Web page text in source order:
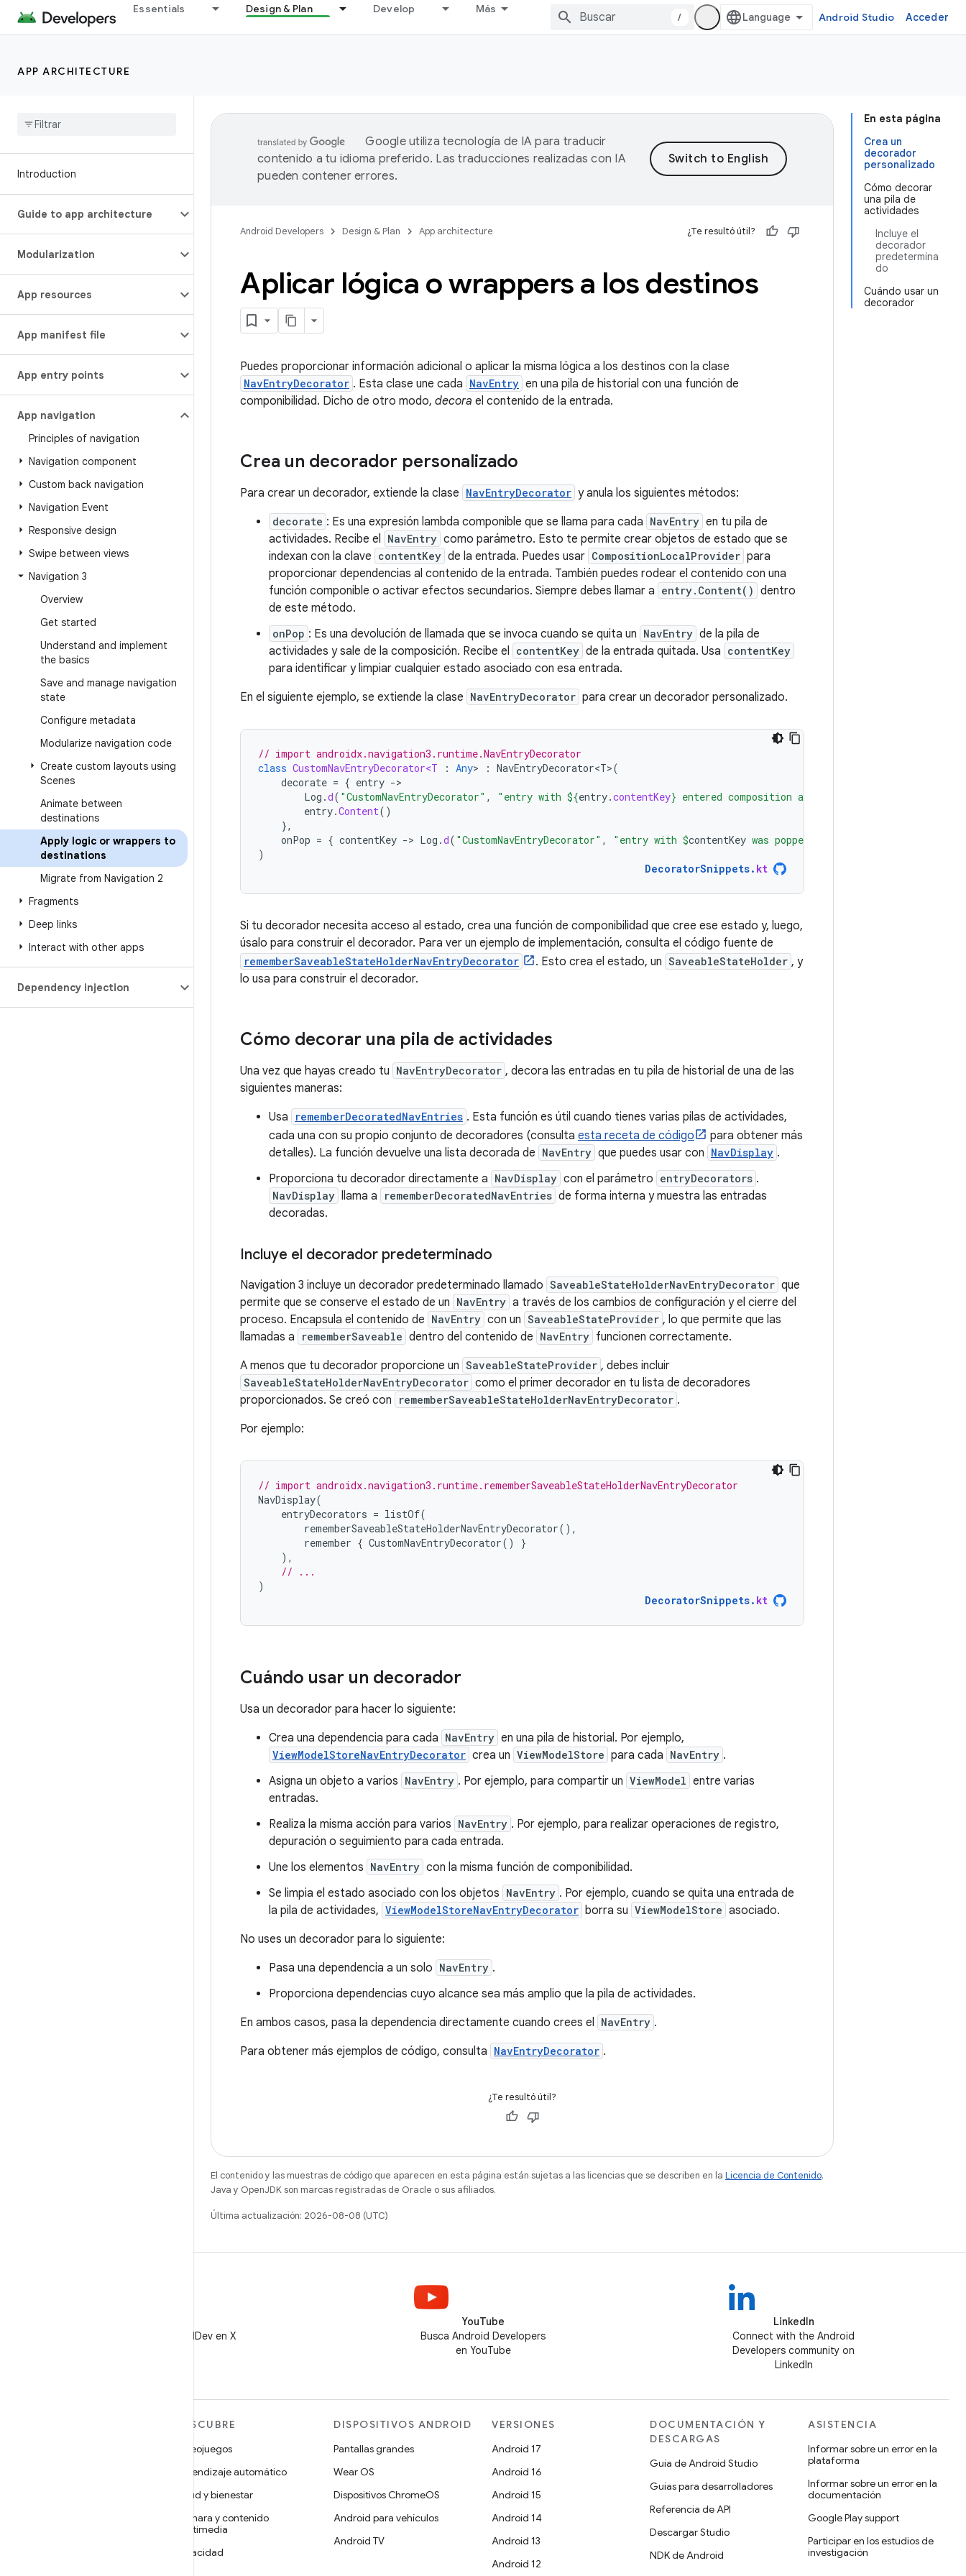
Essentials Design & Plan Develop Más
/ Android Studio Acceder
APP ARCHITECTURE
Introduction
Guide to app architecture
Modularization
App resources
App manifest file
App entry points
App navigation
Principles of navigation
Navigation component
Custom back navigation
Navigation Event
Responsive design
Swipe between views
Navigation 3
Overview
Get started
Understand and implement
the basics
Save and manage navigation
state
Configure metadata
Modularize navigation code
Create custom layouts using
Scenes
Animate between
destinations
Apply logic or wrappers to
destinations
Migrate from Navigation 2
Fragments
Deep links
Interact with other apps
Dependency injection
En esta página
Crea un
decorador
personalizado
Cómo decorar
una pila de
actividades
Incluye el
decorador
predetermina
do
Cuándo usar un
decorador
Google utiliza tecnología de IA para traducir
contenido a tu idioma preferido. Las traducciones realizadas con IA
pueden contener errores.
Android Developers Design & Plan App architecture ¿Te resultó útil?
Aplicar lógica o wrappers a los destinos
Puedes proporcionar información adicional o aplicar la misma lógica a los destinos con la clase
NavEntryDecorator . Esta clase une cada NavEntry en una pila de historial con una función de
componibilidad. Dicho de otro modo, decora el contenido de la entrada.
Crea un decorador personalizado
Para crear un decorador, extiende la clase NavEntryDecorator y anula los siguientes métodos:
decorate : Es una expresión lambda componible que se llama para cada NavEntry en tu pila de
actividades. Recibe el NavEntry como parámetro. Esto te permite crear objetos de estado que se
indexan con la clave contentKey de la entrada. Puedes usar CompositionLocalProvider para
proporcionar dependencias al contenido de la entrada. También puedes rodear el contenido con una
función componible o activar efectos secundarios. Siempre debes llamar a entry.Content() dentro
de este método.
onPop : Es una devolución de llamada que se invoca cuando se quita un NavEntry de la pila de
actividades y sale de la composición. Recibe el contentKey de la entrada quitada. Usa contentKey
para identificar y limpiar cualquier estado asociado con esa entrada.
En el siguiente ejemplo, se extiende la clase NavEntryDecorator para crear un decorador personalizado.
// import androidx.navigation3.runtime.NavEntryDecorator
class CustomNavEntryDecorator<T : Any> : NavEntryDecorator<T>(
decorate = { entry -
Log .d( "CustomNavEntryDecorator" , "entry with ${entry.contentKey} entered composition and was decorated"
entry.Content()
},
onPop = { contentKey -> Log .d( "CustomNavEntryDecorator" , "entry with $contentKey was popped"
)
DecoratorSnippets. kt
Si tu decorador necesita acceso al estado, crea una función de componibilidad que cree ese estado y, luego,
úsalo para construir el decorador. Para ver un ejemplo de implementación, consulta el código fuente de
rememberSaveableStateHolderNavEntryDecorator . Esto crea el estado, un SaveableStateHolder , y
lo usa para construir el decorador.
Cómo decorar una pila de actividades
Una vez que hayas creado tu NavEntryDecorator , decora las entradas en tu pila de historial de una de las
siguientes maneras:
Usa
rememberDecoratedNavEntries . Esta función es útil cuando tienes varias pilas de actividades,
cada una con su propio conjunto de decoradores (consulta esta receta de código
para obtener más
detalles). La función devuelve una lista decorada de NavEntry que puedes usar con NavDisplay .
Proporciona tu decorador directamente a NavDisplay con el parámetro entryDecorators .
NavDisplay llama a rememberDecoratedNavEntries de forma interna y muestra las entradas
decoradas.
Incluye el decorador predeterminado
Navigation 3 incluye un decorador predeterminado llamado SaveableStateHolderNavEntryDecorator que
permite que se conserve el estado de un NavEntry a través de los cambios de configuración y el cierre del
proceso. Encapsula el contenido de NavEntry con un SaveableStateProvider , lo que permite que las
llamadas a
rememberSaveable dentro del contenido de NavEntry funcionen correctamente.
A menos que tu decorador proporcione un SaveableStateProvider , debes incluir
SaveableStateHolderNavEntryDecorator como el primer decorador en tu lista de decoradores
proporcionados. Se creó con
rememberSaveableStateHolderNavEntryDecorator .
Por ejemplo:
// import androidx.navigation3.runtime.rememberSaveableStateHolderNavEntryDecorator
NavDisplay(
entryDecorators = listOf(
rememberSaveableStateHolderNavEntryDecorator(),
remember { CustomNavEntryDecorator()
}
),
// ...
)
DecoratorSnippets. kt
Cuándo usar un decorador
Usa un decorador para hacer lo siguiente:
Crea una dependencia para cada NavEntry en una pila de historial. Por ejemplo,
ViewModelStoreNavEntryDecorator crea un ViewModelStore para cada NavEntry .
Asigna un objeto a varios NavEntry . Por ejemplo, para compartir un ViewModel entre varias
entradas.
Realiza la misma acción para varios NavEntry . Por ejemplo, para realizar operaciones de registro,
depuración o seguimiento para cada entrada.
Une los elementos NavEntry con la misma función de componibilidad.
Se limpia el estado asociado con los objetos NavEntry . Por ejemplo, cuando se quita una entrada de
la pila de actividades, ViewModelStoreNavEntryDecorator borra su ViewModelStore asociado.
No uses un decorador para lo siguiente:
Pasa una dependencia a un solo NavEntry .
Proporciona dependencias cuyo alcance sea más amplio que la pila de actividades.
En ambos casos, pasa la dependencia directamente cuando crees el NavEntry .
Para obtener más ejemplos de código, consulta NavEntryDecorator .
¿Te resultó útil?
El contenido y las muestras de código que aparecen en esta página están sujetas a las licencias que se describen en la Licencia de Contenido.
Java y OpenJDK son marcas registradas de Oracle o sus afiliados.
Última actualización: 2026-08-08 (UTC)
Sigue a @AndroidDev en X
YouTube
Busca Android Developers
en YouTube
LinkedIn
Connect with the Android
Developers community on
LinkedIn
DESCUBRE
Videojuegos
Aprendizaje automático
Salud y bienestar
Cámara y contenido
multimedia
Privacidad
DISPOSITIVOS ANDROID
Pantallas grandes
Wear OS
Dispositivos ChromeOS
Android para vehículos
Android TV
VERSIONES
Android 17
Android 16
Android 15
Android 14
Android 13
Android 12
DOCUMENTACIÓN Y
DESCARGAS
Guía de Android Studio
Guías para desarrolladores
Referencia de API
Descargar Studio
NDK de Android
ASISTENCIA
Informar sobre un error en la
plataforma
Informar sobre un error en la
documentación
Google Play support
Participar en los estudios de
investigación